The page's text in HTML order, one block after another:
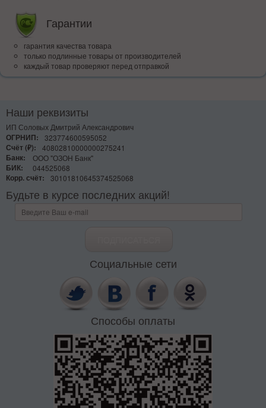
Гарантии
гарантия качества товара
только подлинные товары от производителей
каждый товар проверяют перед отправкой
Наши реквизиты
ИП Соловых Дмитрий Александрович
ОГРНИП:
323774600595052
Счёт (₽):
40802810000000275241
Банк:
ООО "ОЗОН Банк"
БИК:
044525068
Корр. счёт:
30101810645374525068
Будьте в курсе последних акций!
Социальные сети
Способы оплаты